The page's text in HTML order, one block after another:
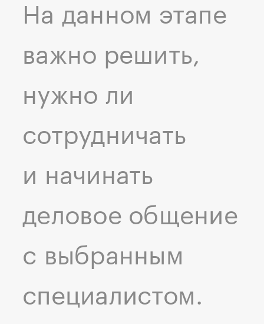
На данном этапе
важно решить,
нужно ли
сотрудничать
и начинать
деловое общение
с выбранным
специалистом.